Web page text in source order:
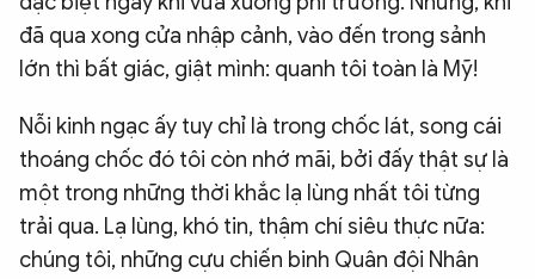
ĐA PHƯƠNG TIỆN
eMagazine
Podcast
Video Ảnh
Infographic
Chuyên trang An ninh thế giớiVăn nghệ Công an
Chuyên đề
đã qua xong cửa nhập cảnh, vào đến trong sảnh
lớn thì bất giác, giật mình: quanh tôi toàn là Mỹ!
Nỗi kinh ngạc ấy tuy chỉ là trong chốc lát, song cái
thoáng chốc đó tôi còn nhớ mãi, bởi đấy thật sự là
một trong những thời khắc lạ lùng nhất tôi từng
trải qua. Lạ lùng, khó tin, thậm chí siêu thực nữa:
chúng tôi, những cựu chiến binh Quân đội Nhân